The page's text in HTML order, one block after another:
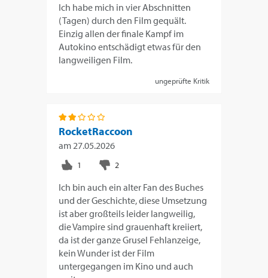
Ich habe mich in vier Abschnitten
(Tagen) durch den Film gequält.
Einzig allen der finale Kampf im
Autokino entschädigt etwas für den
langweiligen Film.
ungeprüfte Kritik
RocketRaccoon
am 27.05.2026
Ich bin auch ein alter Fan des Buches
und der Geschichte, diese Umsetzung
ist aber großteils leider langweilig,
die Vampire sind grauenhaft kreiiert,
da ist der ganze Grusel Fehlanzeige,
kein Wunder ist der Film
untergegangen im Kino und auch